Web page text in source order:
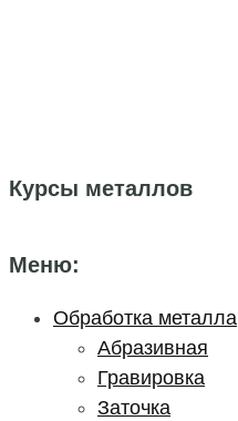
Курсы металлов
Меню:
Обработка металла
Абразивная
Гравировка
Заточка